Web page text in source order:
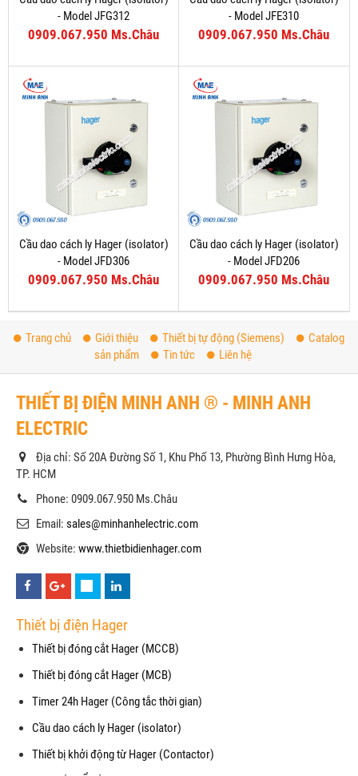
- Model JFG312
0909.067.950 Ms.Châu
- Model JFE310
0909.067.950 Ms.Châu
Cầu dao cách ly Hager (isolator)
- Model JFD306
0909.067.950 Ms.Châu
Cầu dao cách ly Hager (isolator)
- Model JFD206
0909.067.950 Ms.Châu
Trang chủ Giới thiệu Thiết bị tự động (Siemens)
Catalog
sản phẩm
Tin tức Liên hệ
THIẾT BỊ ĐIỆN MINH ANH ® - MINH ANH
ELECTRIC
Địa chỉ: Số 20A Đường Số 1, Khu Phố 13, Phường Bình Hưng Hòa,
TP. HCM
Phone: 0909.067.950 Ms.Châu
Email: sales@minhanhelectric.com
Website: www.thietbidienhager.com
Thiết bị điện Hager
Thiết bị đóng cắt Hager (MCCB)
Thiết bị đóng cắt Hager (MCB)
Timer 24h Hager (Công tắc thời gian)
Cầu dao cách ly Hager (isolator)
Thiết bị khởi động từ Hager (Contactor)